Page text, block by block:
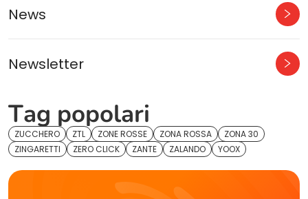
News
Newsletter
Tag popolari
ZUCCHERO ZTL ZONE ROSSE ZONA ROSSA
ZONA 30
ZINGARETTI
ZERO CLICK ZANTE ZALANDO YOOX